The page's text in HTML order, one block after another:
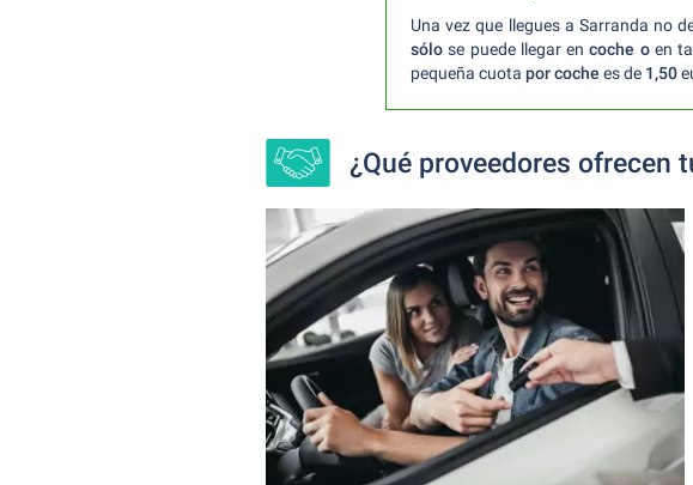
Una vez que llegues a Sarranda no
sólo se puede llegar encoche oen
pequeña cuota por coche es de 1,50
¿Qué proveedores ofrecen